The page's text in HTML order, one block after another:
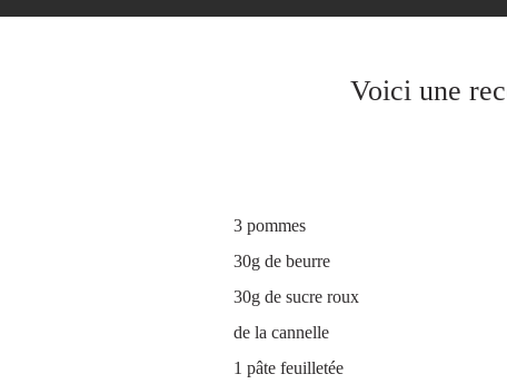
Voici une
3 pommes
30g de beurre
30g de sucre roux
de la cannelle
1 pâte feuilletée